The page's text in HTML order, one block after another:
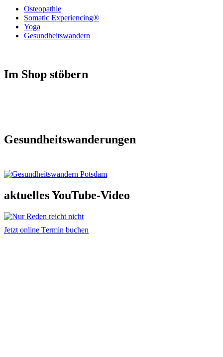
Osteopathie
Somatic Experiencing®
Yoga
Gesundheitswandern
Im Shop stöbern
Gesundheitswanderungen
aktuelles YouTube-Video
Jetzt online Termin buchen